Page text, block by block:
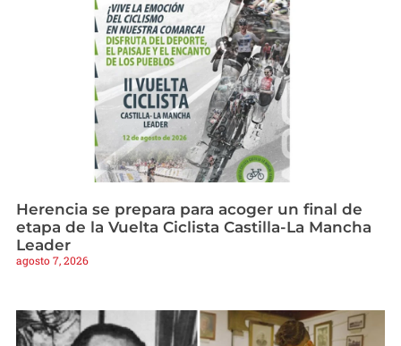
Herencia se prepara para acoger un final de
etapa de la Vuelta Ciclista Castilla-La Mancha
Leader
agosto 7, 2026